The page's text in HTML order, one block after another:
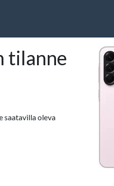
tilanne
saatavilla oleva